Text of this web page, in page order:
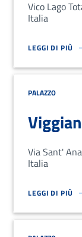
Vico Lago
Italia
LEGGI DI PIÙ
SU LOREM
PALAZZO
Via Sant'
Italia
LEGGI DI PIÙ
SU LOREM